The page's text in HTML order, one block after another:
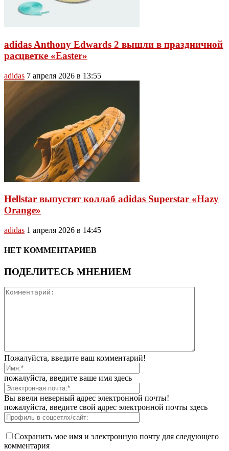
adidas Anthony Edwards 2 вышли в праздничной
расцветке «Easter»
adidas 7 апреля 2026 в 13:55
Hellstar выпустят коллаб adidas Superstar «Hazy
Orange»
adidas 1 апреля 2026 в 14:45
НЕТ КОММЕНТАРИЕВ
ПОДЕЛИТЕСЬ МНЕНИЕМ
Пожалуйста, введите ваш комментарий!
пожалуйста, введите ваше имя здесь
Вы ввели неверный адрес электронной почты!
пожалуйста, введите свой адрес электронной почты здесь
Сохранить мое имя и электронную почту для следующего
комментария